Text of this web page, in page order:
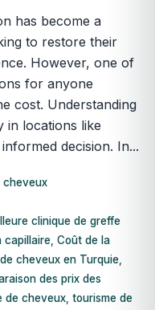
has become a
to restore their
However, one of
for anyone
cost. Understanding
in locations like
decision. In...
cheveux
clinique de greffe
capillaire Coût de la
cheveux en Turquie
des prix des
de cheveux tourisme de